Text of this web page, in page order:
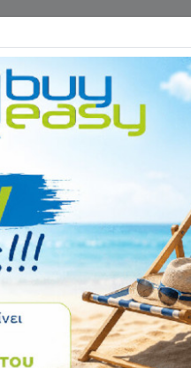
ΕΙΔΗ CAMPING
Αρχική ΕΙΔΗ
Κάθισμα
Summer